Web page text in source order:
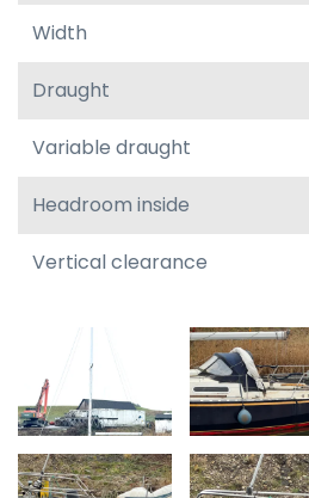
Width
Draught
Variable draught
Headroom inside
Vertical clearance